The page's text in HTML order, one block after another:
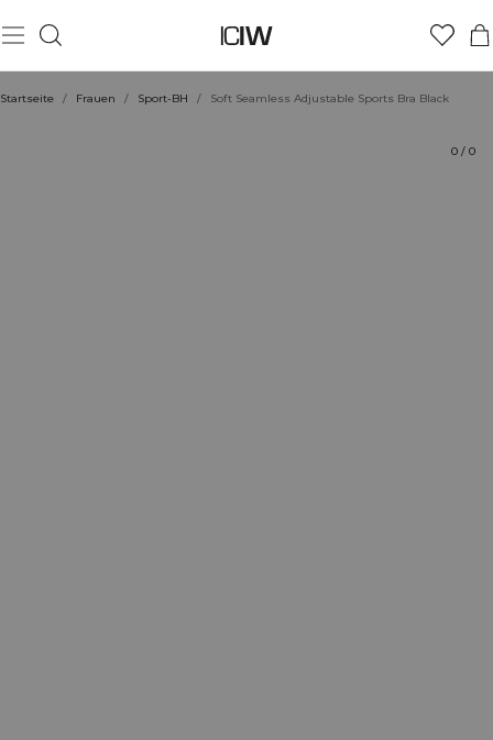
Startseite / Frauen / Sport-BH / Soft Seamless Adjustable Sports Bra Black
0 / 0